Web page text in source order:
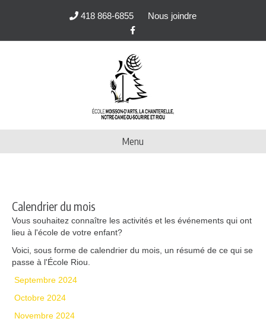
418 868-6855
Nous joindre
Facebook
Menu
Calendrier du mois
Vous souhaitez connaître les activités et les événements qui ont
lieu à l'école de votre enfant?
Voici, sous forme de calendrier du mois, un résumé de ce qui se
passe à l'École Riou.
Septembre 2024
Octobre 2024
Novembre 2024